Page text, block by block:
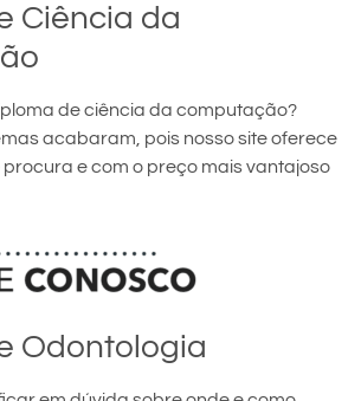
Ciência da
de ciência da computação?
acabaram, pois nosso site oferece
procura e com o preço mais vantajoso
Odontologia